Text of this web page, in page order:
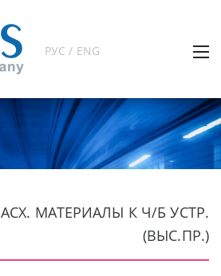
РУС / ENG
МАТЕРИАЛЫ К Ч/Б УСТР.
(ВЫС.ПР.)